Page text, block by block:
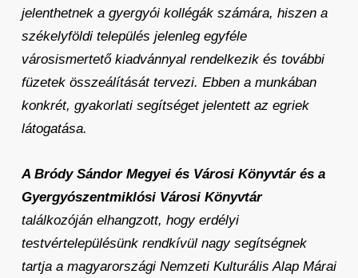
jelenthetnek a gyergyói kollégák számára, hiszen a
székelyföldi település jelenleg egyféle
városismertető kiadvánnyal rendelkezik és további
füzetek összeálítását tervezi. Ebben a munkában
konkrét, gyakorlati segítséget jelentett az egriek
látogatása.
A Bródy Sándor Megyei és Városi Könyvtár és a
Gyergyószentmiklósi Városi Könyvtár
találkozóján elhangzott, hogy erdélyi
testvértelepülésünk rendkívül nagy segítségnek
tartja a magyarországi Nemzeti Kulturális Alap Márai